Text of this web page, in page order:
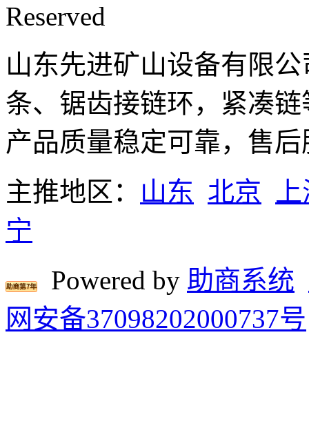
Reserved
山东先进矿山设备有限
条、锯齿接链环，紧凑
产品质量稳定可靠，售
主推地区： 山东 北京
宁
Powered by 助商系统
网安备37098202000737号